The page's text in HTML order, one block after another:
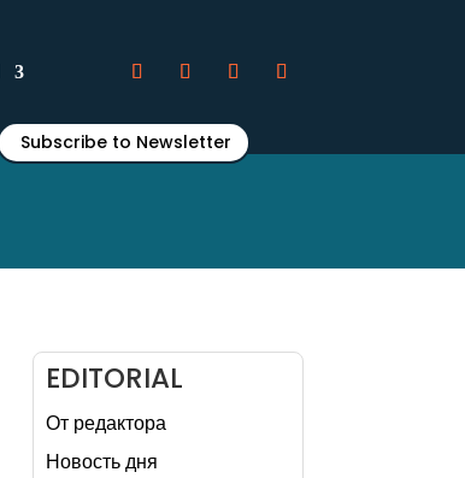
Subscribe to Newsletter
EDITORIAL
От редактора
Новость дня